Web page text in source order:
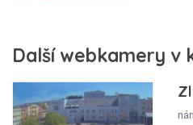
Další webkamery v